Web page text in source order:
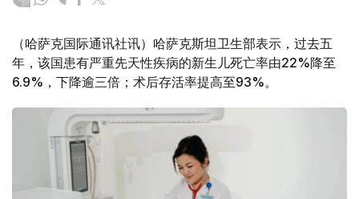
（哈萨克国际通讯社讯）哈萨克斯坦卫生部表示，过去五
年，该国患有严重先天性疾病的新生儿死亡率由22%降至
6.9%，下降逾三倍；术后存活率提高至93%。